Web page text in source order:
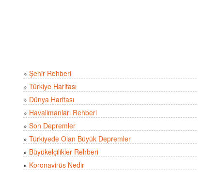
» Şehir Rehberi
» Türkiye Haritası
» Dünya Haritası
» Havalimanları Rehberi
» Son Depremler
» Türkiyede Olan Büyük Depremler
» Büyükelçilikler Rehberi
» Koronavirüs Nedir